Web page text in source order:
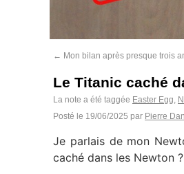
← Mon bilan après presque trois
Le Titanic caché
La note a été taggée Easter Egg,
Posté le 19/06/2025 par Pierre
Je parlais de mon
caché dans les Newton ?